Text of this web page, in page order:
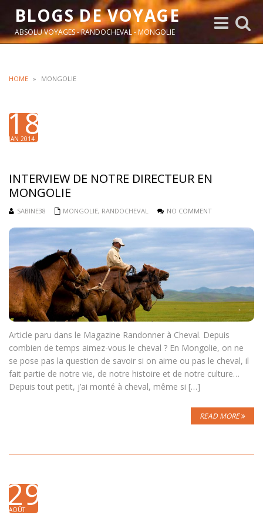
BLOGS DE VOYAGE
ABSOLU VOYAGES - RANDOCHEVAL - MONGOLIE
Toggle
search
Toggle
navigation
HOME » MONGOLIE
18
JAN 2014
INTERVIEW DE NOTRE DIRECTEUR EN
MONGOLIE
SABINE38 MONGOLIE, RANDOCHEVAL NO COMMENT
Article paru dans le Magazine Randonner à Cheval. Depuis
combien de temps aimez-vous le cheval ? En Mongolie, on ne
se pose pas la question de savoir si on aime ou pas le cheval, il
fait partie de notre vie, de notre histoire et de notre culture…
Depuis tout petit, j’ai monté à cheval, même si […]
READ MORE
29
AOÛT